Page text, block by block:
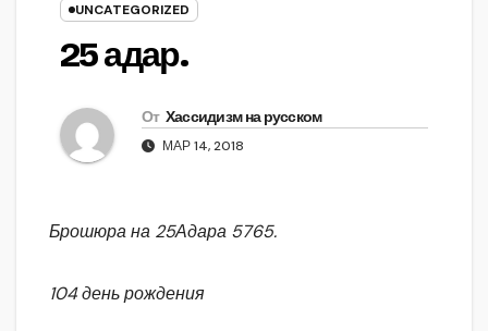
UNCATEGORIZED
25 адар.
От Хассидизм на русском
МАР 14, 2018
Брошюра на 25Адара 5765.
104 день рождения